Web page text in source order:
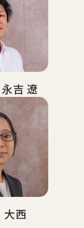
永吉 遼
大西